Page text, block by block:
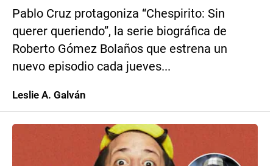
Pablo Cruz protagoniza “Chespirito: Sin
querer queriendo”, la serie biográfica de
Roberto Gómez Bolaños que estrena un
nuevo episodio cada jueves...
Leslie A. Galván